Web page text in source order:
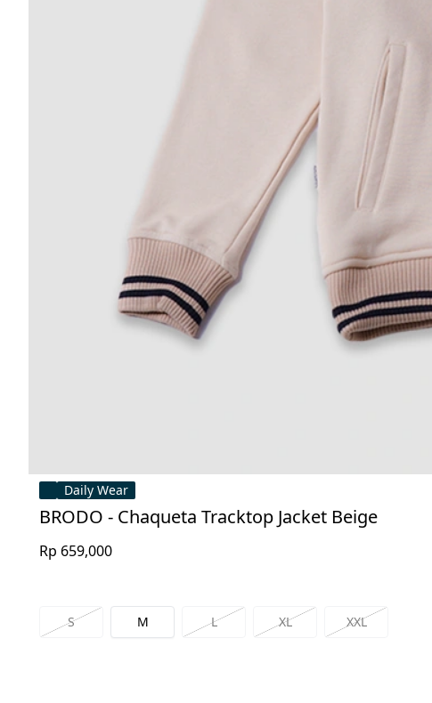
Daily Wear
BRODO - Chaqueta Tracktop Jacket Beige
Rp 659,000
S M L XL XXL